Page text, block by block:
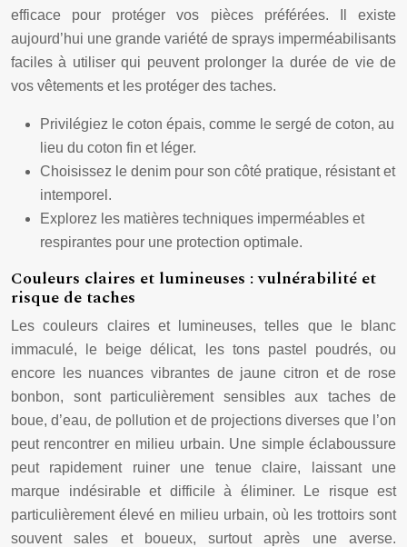
efficace pour protéger vos pièces préférées. Il existe
aujourd’hui une grande variété de sprays imperméabilisants
faciles à utiliser qui peuvent prolonger la durée de vie de
vos vêtements et les protéger des taches.
Privilégiez le coton épais, comme le sergé de coton, au
lieu du coton fin et léger.
Choisissez le denim pour son côté pratique, résistant et
intemporel.
Explorez les matières techniques imperméables et
respirantes pour une protection optimale.
Couleurs claires et lumineuses : vulnérabilité et
risque de taches
Les couleurs claires et lumineuses, telles que le blanc
immaculé, le beige délicat, les tons pastel poudrés, ou
encore les nuances vibrantes de jaune citron et de rose
bonbon, sont particulièrement sensibles aux taches de
boue, d’eau, de pollution et de projections diverses que l’on
peut rencontrer en milieu urbain. Une simple éclaboussure
peut rapidement ruiner une tenue claire, laissant une
marque indésirable et difficile à éliminer. Le risque est
particulièrement élevé en milieu urbain, où les trottoirs sont
souvent sales et boueux, surtout après une averse.